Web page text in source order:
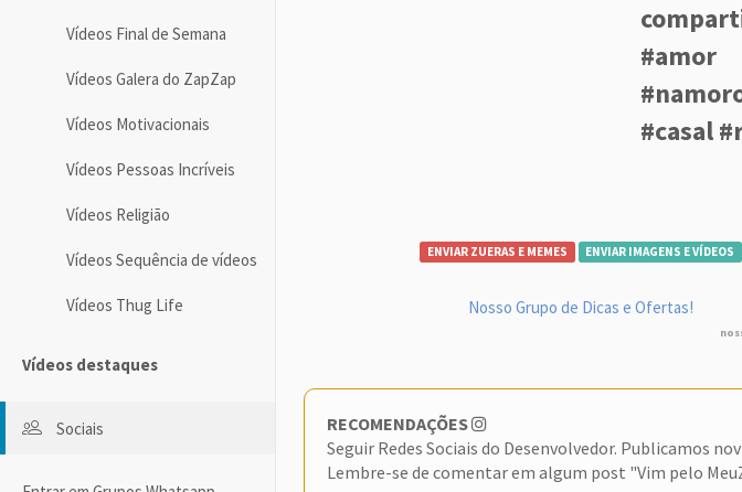
Vídeos Final de Semana
Vídeos Galera do ZapZap
Vídeos Motivacionais
Vídeos Pessoas Incríveis
Vídeos Religião
Vídeos Sequência de vídeos
Vídeos Thug Life
Vídeos destaques
Sociais
#amor
#casal
ENVIAR ZUERAS E MEMES ENVIAR IMAGENS E VÍDEOS
Nosso Grupo de Dicas e Ofertas!
RECOMENDAÇÕES
Seguir Redes Sociais do Desenvolvedor. Publicamos
Lembre-se de comentar em algum post "Vim pelo